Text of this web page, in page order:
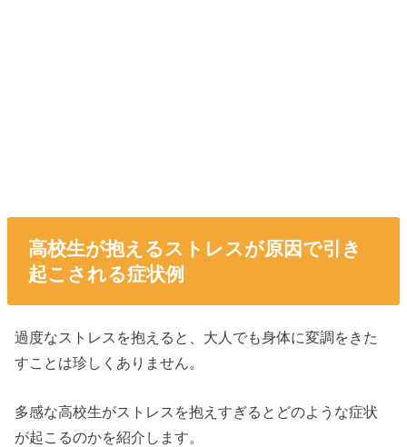
高校生が抱えるストレスが原因で引き
起こされる症状例
過度なストレスを抱えると、大人でも身体に変調をきた
すことは珍しくありません。
多感な高校生がストレスを抱えすぎるとどのような症状
が起こるのかを紹介します。